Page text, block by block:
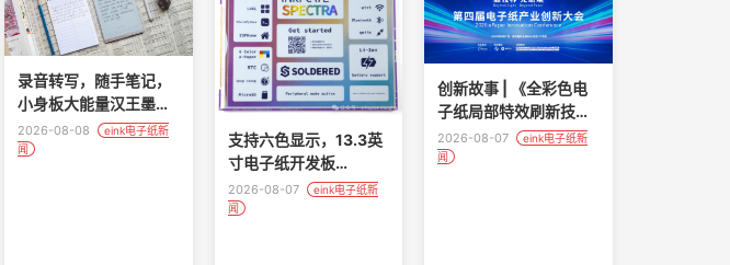
录音转写，随手笔记，
小身板大能量汉王墨水
屏录写本N6Pro实测
2026-08-08
eink电子纸新
闻
支持六色显示，13.3英
寸电子纸开发板
Inkplate 13Spectra上
线众筹
2026-08-07
eink电子纸新
闻
创新故事 | 《全彩色电
子纸局部特效刷新技
术》-深圳金亚太科技有
限公司
2026-08-07
eink电子纸新
闻